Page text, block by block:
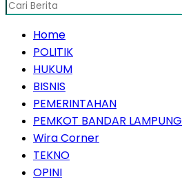
Home
POLITIK
HUKUM
BISNIS
PEMERINTAHAN
PEMKOT BANDAR LAMPUNG
Wira Corner
TEKNO
OPINI